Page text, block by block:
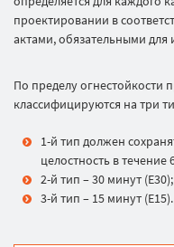
проектировании в
актами, обязательными для
По пределу огнестойкости
классифицируются на три
1-й тип должен
целостность в
2-й тип – 30 минут (Е30);
3-й тип – 15 минут (Е15).